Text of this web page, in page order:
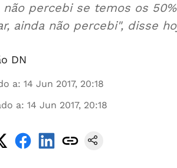
não percebi se temos os
ainda não percebi", disse
DN
a: 14 Jun 2017, 20:18
a: 14 Jun 2017, 20:18